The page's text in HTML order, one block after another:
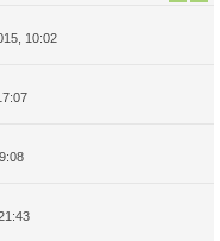
10:02